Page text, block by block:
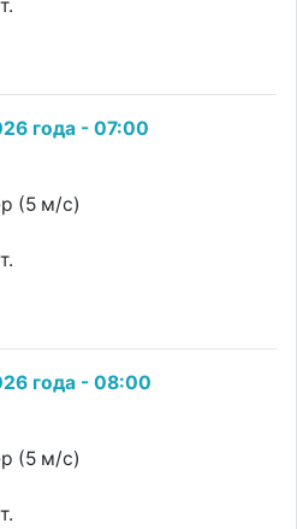
года - 07:00
(5 м/с)
года - 08:00
(5 м/с)